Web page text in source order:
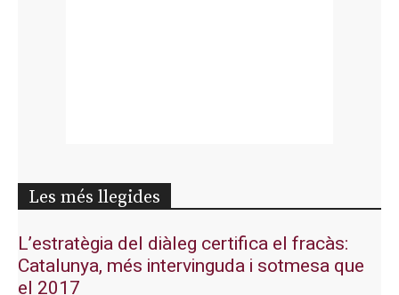
Les més llegides
L’estratègia del diàleg certifica el fracàs:
Catalunya, més intervinguda i sotmesa que
el 2017